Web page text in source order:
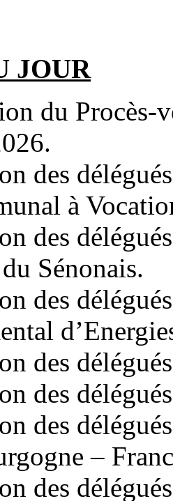
JOUR
du Procès-
des
à
des
Sénonais.
des
des
des
des
–
des